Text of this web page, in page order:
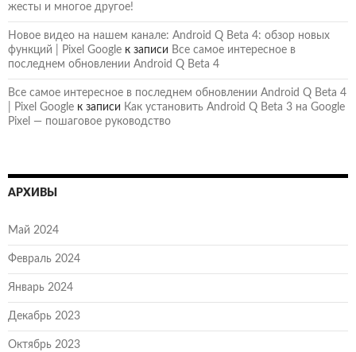
жесты и многое другое!
Новое видео на нашем канале: Android Q Beta 4: обзор новых
функций | Pixel Google к записи Все самое интересное в
последнем обновлении Android Q Beta 4
Все самое интересное в последнем обновлении Android Q Beta 4
| Pixel Google к записи Как установить Android Q Beta 3 на Google
Pixel — пошаговое руководство
АРХИВЫ
Май 2024
Февраль 2024
Январь 2024
Декабрь 2023
Октябрь 2023